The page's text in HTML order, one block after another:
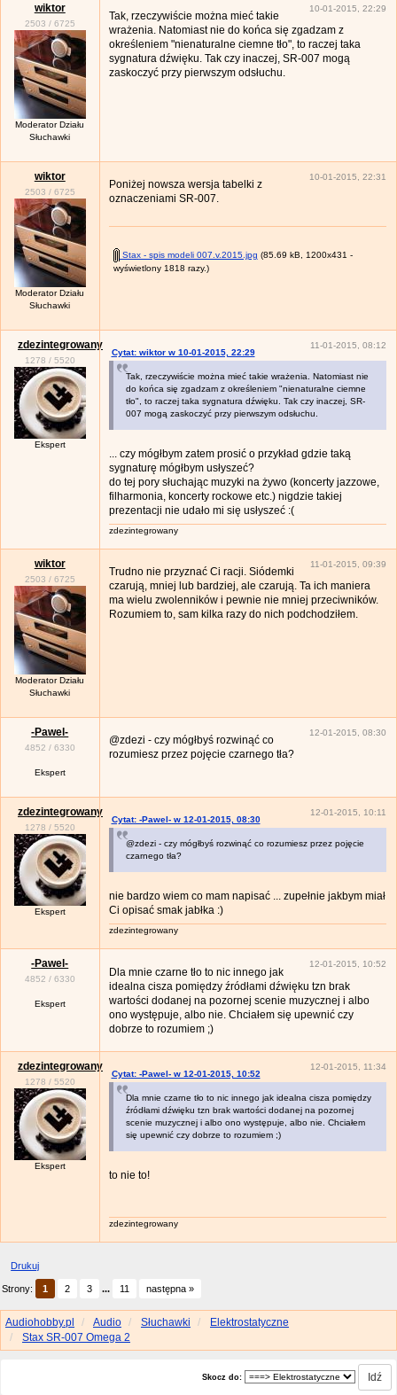
wiktor
2503 / 6725
Moderator Działu
Słuchawki
10-01-2015, 22:29
Tak, rzeczywiście można mieć takie
wrażenia. Natomiast nie do końca się zgadzam z
określeniem "nienaturalne ciemne tło", to raczej taka
sygnatura dźwięku. Tak czy inaczej, SR-007 mogą
zaskoczyć przy pierwszym odsłuchu.
wiktor
2503 / 6725
Moderator Działu
Słuchawki
10-01-2015, 22:31
Poniżej nowsza wersja tabelki z
oznaczeniami SR-007.
Stax - spis modeli 007.v.2015.jpg (85.69 kB, 1200x431 -
wyświetlony 1818 razy.)
zdezintegrowany
1278 / 5520
Ekspert
11-01-2015, 08:12
Cytat: wiktor w 10-01-2015, 22:29
Tak, rzeczywiście można mieć takie wrażenia. Natomiast nie
do końca się zgadzam z określeniem "nienaturalne ciemne
tło", to raczej taka sygnatura dźwięku. Tak czy inaczej, SR-
007 mogą zaskoczyć przy pierwszym odsłuchu.
... czy mógłbym zatem prosić o przykład gdzie taką
sygnaturę mógłbym usłyszeć?
do tej pory słuchając muzyki na żywo (koncerty jazzowe,
filharmonia, koncerty rockowe etc.) nigdzie takiej
prezentacji nie udało mi się usłyszeć :(
zdezintegrowany
wiktor
2503 / 6725
Moderator Działu
Słuchawki
11-01-2015, 09:39
Trudno nie przyznać Ci racji. Siódemki
czarują, mniej lub bardziej, ale czarują. Ta ich maniera
ma wielu zwolenników i pewnie nie mniej przeciwników.
Rozumiem to, sam kilka razy do nich podchodziłem.
-Pawel-
4852 / 6330
Ekspert
12-01-2015, 08:30
@zdezi - czy mógłbyś rozwinąć co
rozumiesz przez pojęcie czarnego tła?
zdezintegrowany
1278 / 5520
Ekspert
12-01-2015, 10:11
Cytat: -Pawel- w 12-01-2015, 08:30
@zdezi - czy mógłbyś rozwinąć co rozumiesz przez pojęcie
czarnego tła?
nie bardzo wiem co mam napisać ... zupełnie jakbym miał
Ci opisać smak jabłka :)
zdezintegrowany
-Pawel-
4852 / 6330
Ekspert
12-01-2015, 10:52
Dla mnie czarne tło to nic innego jak
idealna cisza pomiędzy źródłami dźwięku tzn brak
wartości dodanej na pozornej scenie muzycznej i albo
ono występuje, albo nie. Chciałem się upewnić czy
dobrze to rozumiem ;)
zdezintegrowany
1278 / 5520
Ekspert
12-01-2015, 11:34
Cytat: -Pawel- w 12-01-2015, 10:52
Dla mnie czarne tło to nic innego jak idealna cisza pomiędzy
źródłami dźwięku tzn brak wartości dodanej na pozornej
scenie muzycznej i albo ono występuje, albo nie. Chciałem
się upewnić czy dobrze to rozumiem ;)
to nie to!
zdezintegrowany
Drukuj
Strony: 1 2 3 ... 11 następna »
Audiohobby.pl Audio Słuchawki
Elektrostatyczne
Stax SR-007 Omega 2
Skocz do: